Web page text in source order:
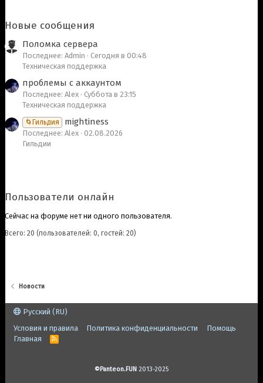
Новые сообщения
Поломка сервера
Последнее: Admin
Сегодня в 00:48
Техническая поддержка
проблемы с аккаунтом
Последнее: Alex
Суббота в 23:15
Техническая поддержка
🌀Гильдия mightiness
Последнее: Alex
02.08.2026
Гильдии
Пользователи онлайн
Сейчас на форуме нет ни одного пользователя.
Всего: 20 (пользователей: 0, гостей: 20)
Новости
Русский (RU)
Условия и правила
Политика конфиденциальности
Помощь
Главная
R
©Panteon.FUN 2013-2025